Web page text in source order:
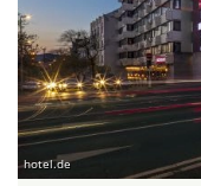
hotel.de